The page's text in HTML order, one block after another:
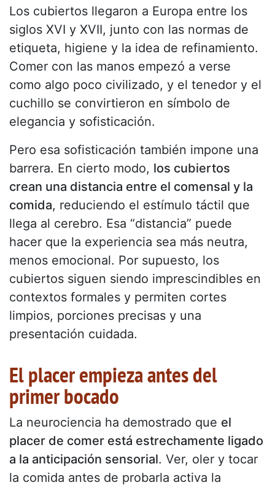
Los cubiertos llegaron a Europa entre los
siglos XVI y XVII, junto con las normas de
etiqueta, higiene y la idea de refinamiento.
Comer con las manos empezó a verse
como algo poco civilizado, y el tenedor y el
cuchillo se convirtieron en símbolo de
elegancia y sofisticación.
Pero esa sofisticación también impone una
barrera. En cierto modo, los cubiertos
crean una distancia entre el comensal y la
comida, reduciendo el estímulo táctil que
llega al cerebro. Esa “distancia” puede
hacer que la experiencia sea más neutra,
menos emocional. Por supuesto, los
cubiertos siguen siendo imprescindibles en
contextos formales y permiten cortes
limpios, porciones precisas y una
presentación cuidada.
El placer empieza antes del
primer bocado
La neurociencia ha demostrado que el
placer de comer está estrechamente ligado
a la anticipación sensorial. Ver, oler y tocar
la comida antes de probarla activa la